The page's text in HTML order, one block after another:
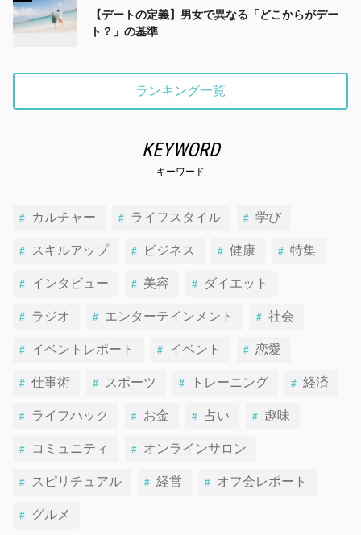
【デートの定義】男女で異なる「どこからがデー
ト？」の基準
ランキング一覧
KEYWORD
キーワード
カルチャー ライフスタイル 学び
スキルアップ ビジネス 健康 特集
インタビュー 美容 ダイエット
ラジオ エンターテインメント 社会
イベントレポート イベント 恋愛
仕事術 スポーツ トレーニング 経済
ライフハック お金 占い 趣味
コミュニティ オンラインサロン
スピリチュアル 経営 オフ会レポート
グルメ